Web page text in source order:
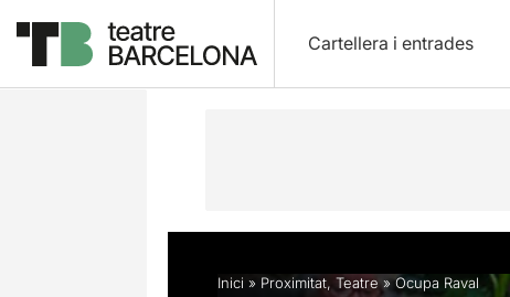
Cartellera i entrades
Descripció Fitxa artística
Inici » Proximitat, Teatre »Ocupa Raval